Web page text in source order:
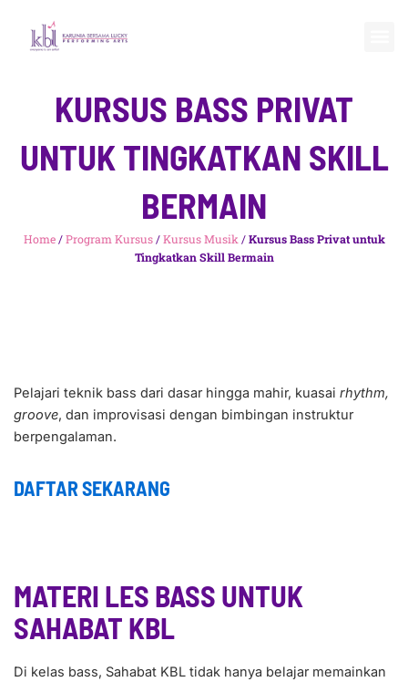
content
KURSUS BASS PRIVAT
UNTUK TINGKATKAN SKILL
BERMAIN
Home/Program Kursus/Kursus Musik /Kursus Bass Privat untuk
Tingkatkan Skill Bermain
Pelajari teknik bass dari dasar hingga mahir, kuasai rhythm,
groove, dan improvisasi dengan bimbingan instruktur
berpengalaman.
DAFTAR SEKARANG
MATERI LES BASS UNTUK
SAHABAT KBL
Di kelas bass, Sahabat KBL tidak hanya belajar memainkan